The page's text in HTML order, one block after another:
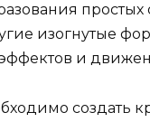
простых
изогнутые
и
создать